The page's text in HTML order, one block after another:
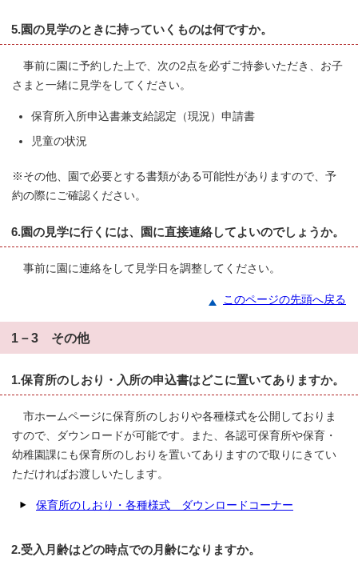
5.園の見学のときに持っていくものは何ですか。
事前に園に予約した上で、次の2点を必ずご持参いただき、お子
さまと一緒に見学をしてください。
保育所入所申込書兼支給認定（現況）申請書
児童の状況
※その他、園で必要とする書類がある可能性がありますので、予
約の際にご確認ください。
6.園の見学に行くには、園に直接連絡してよいのでしょうか。
事前に園に連絡をして見学日を調整してください。
このページの先頭へ戻る
1－3 その他
1.保育所のしおり・入所の申込書はどこに置いてありますか。
市ホームページに保育所のしおりや各種様式を公開しておりま
すので、ダウンロードが可能です。また、各認可保育所や保育・
幼稚園課にも保育所のしおりを置いてありますので取りにきてい
ただければお渡しいたします。
保育所のしおり・各種様式 ダウンロードコーナー
2.受入月齢はどの時点での月齢になりますか。